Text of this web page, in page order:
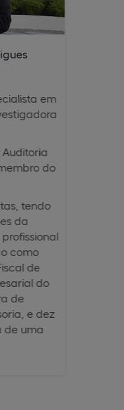
em
do
tendo
da
como
de
do
de
e dez
de uma